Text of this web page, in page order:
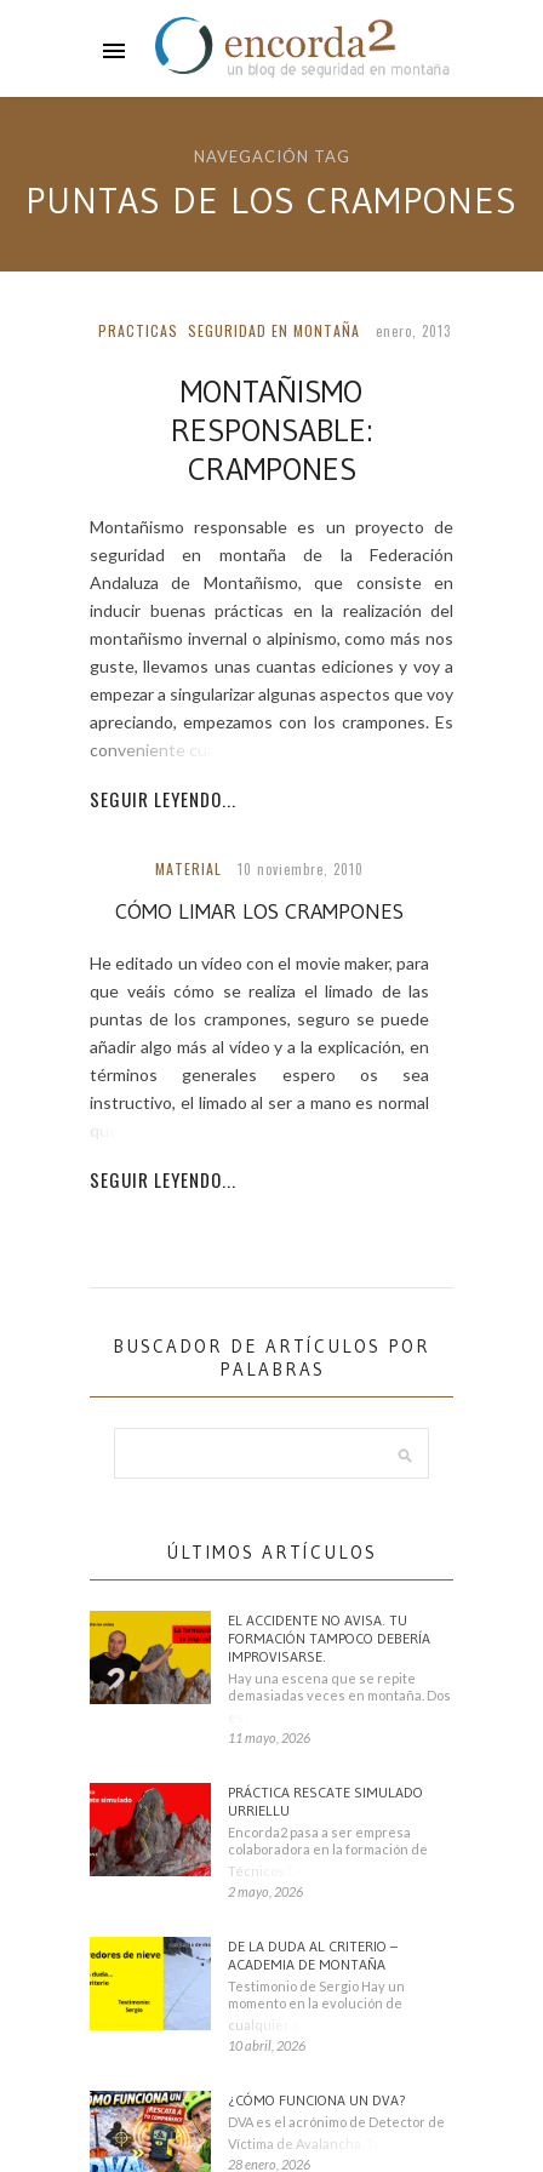
NAVEGACIÓN TAG
PUNTAS DE LOS CRAMPONES
PRACTICAS SEGURIDAD EN MONTAÑA enero, 2013
MONTAÑISMO
RESPONSABLE:
CRAMPONES
Montañismo responsable es un proyecto de
seguridad en montaña de la Federación
Andaluza de Montañismo, que consiste en
inducir buenas prácticas en la realización del
montañismo invernal o alpinismo, como más nos
guste, llevamos unas cuantas ediciones y voy a
empezar a singularizar algunas aspectos que voy
apreciando, empezamos con los crampones. Es
conveniente cuando […]
SEGUIR LEYENDO...
MATERIAL 10 noviembre, 2010
CÓMO LIMAR LOS CRAMPONES
He editado un vídeo con el movie maker, para
que veáis cómo se realiza el limado de las
puntas de los crampones, seguro se puede
añadir algo más al vídeo y a la explicación, en
términos generales espero os sea
instructivo, el limado al ser a mano es normal
que no sea
SEGUIR LEYENDO...
BUSCADOR DE ARTÍCULOS POR
PALABRAS
ÚLTIMOS ARTÍCULOS
EL ACCIDENTE NO AVISA. TU
FORMACIÓN TAMPOCO DEBERÍA
IMPROVISARSE.
Hay una escena que se repite
demasiadas veces en montaña. Dos
11 mayo, 2026
PRÁCTICA RESCATE SIMULADO
URRIELLU
Encorda2 pasa a ser empresa
colaboradora en la formación de
Técnicos Deportivos
2 mayo, 2026
DE LA DUDA AL CRITERIO –
ACADEMIA DE MONTAÑA
Testimonio de Sergio Hay un
momento en la evolución de
cualquier montañero
10 abril, 2026
¿CÓMO FUNCIONA UN DVA?
DVA es el acrónimo de Detector de
Víctima de Avalancha. También se
28 enero, 2026